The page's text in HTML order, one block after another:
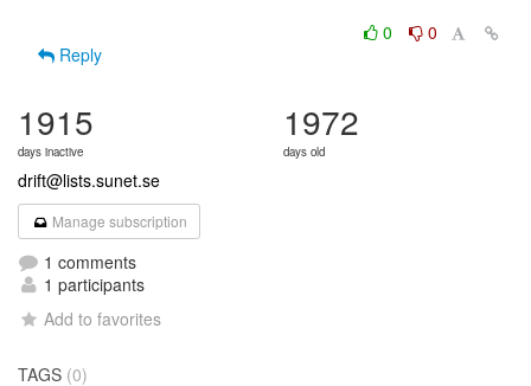
0
0
Reply
1915
days inactive
1972
days old
drift@lists.sunet.se
Manage subscription
1 comments
1 participants
Add to favorites
TAGS (0)